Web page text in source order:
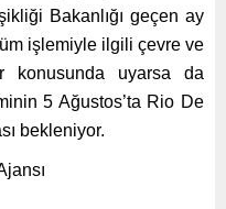
Bakanlığı geçen ay
işlemiyle ilgili çevre ve
konusunda uyarsa da
5 Ağustos’ta Rio De
bekleniyor.